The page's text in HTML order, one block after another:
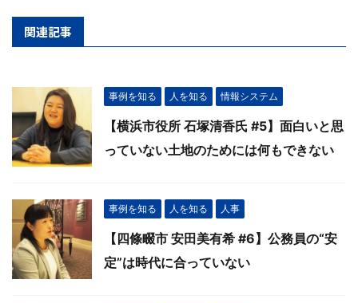
関連記事
事例を知る 人を知る 情報システム
【横浜市役所 石塚清香氏 #5】面白いと思
っていない土地のためには何もできない
事例を知る 人を知る 人事
【四條畷市 安田美有希 #6】公務員の“安
定”は時代に合っていない